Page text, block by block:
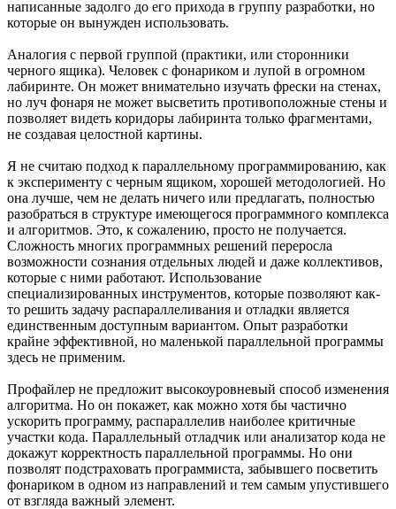
написанные задолго до его прихода в группу разработки, но
которые он вынужден использовать.
Аналогия с первой группой (практики, или сторонники
черного ящика). Человек с фонариком и лупой в огромном
лабиринте. Он может внимательно изучать фрески на стенах,
но луч фонаря не может высветить противоположные стены и
позволяет видеть коридоры лабиринта только фрагментами,
не создавая целостной картины.
Я не считаю подход к параллельному программированию, как
к эксперименту с черным ящиком, хорошей методологией. Но
она лучше, чем не делать ничего или предлагать, полностью
разобраться в структуре имеющегося программного комплекса
и алгоритмов. Это, к сожалению, просто не получается.
Сложность многих программных решений переросла
возможности сознания отдельных людей и даже коллективов,
которые с ними работают. Использование
специализированных инструментов, которые позволяют как-
то решить задачу распараллеливания и отладки является
единственным доступным вариантом. Опыт разработки
крайне эффективной, но маленькой параллельной программы
здесь не применим.
Профайлер не предложит высокоуровневый способ изменения
алгоритма. Но он покажет, как можно хотя бы частично
ускорить программу, распараллелив наиболее критичные
участки кода. Параллельный отладчик или анализатор кода не
докажут корректность параллельной программы. Но они
позволят подстраховать программиста, забывшего посветить
фонариком в одном из направлений и тем самым упустившего
от взгляда важный элемент.